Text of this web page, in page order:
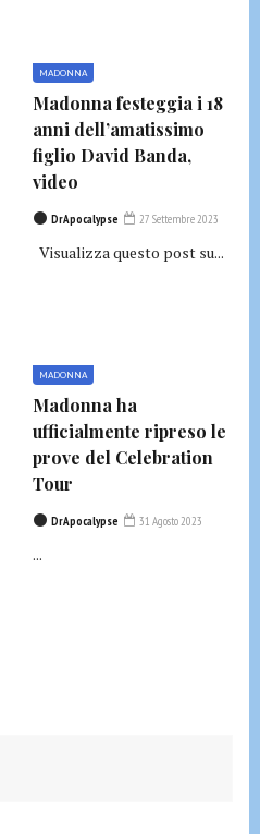
MADONNA
Madonna festeggia i 18
anni dell’amatissimo
figlio David Banda,
video
DrApocalypse 27 Settembre 2023
Visualizza questo post su...
MADONNA
Madonna ha
ufficialmente ripreso le
prove del Celebration
Tour
DrApocalypse 31 Agosto 2023
...